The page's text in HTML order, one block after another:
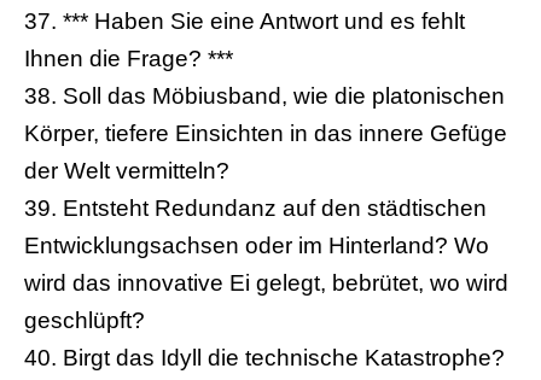
37. *** Haben Sie eine Antwort und es fehlt
Ihnen die Frage? ***
38. Soll das Möbiusband, wie die platonischen
Körper, tiefere Einsichten in das innere Gefüge
der Welt vermitteln?
39. Entsteht Redundanz auf den städtischen
Entwicklungsachsen oder im Hinterland? Wo
wird das innovative Ei gelegt, bebrütet, wo wird
geschlüpft?
40. Birgt das Idyll die technische Katastrophe?